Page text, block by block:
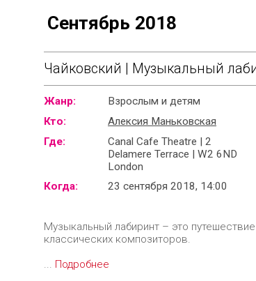
Сентябрь 2018
Чайковский | Музыкальный
Жанр:
Взрослым и детям
Кто:
Алексия Маньковская
Где:
Canal Cafe Theatre | 2
Delamere Terrace | W2 6ND
London
Когда:
23 сентября 2018, 14:00
Музыкальный лабиринт – это
классических композиторов.
... Подробнее